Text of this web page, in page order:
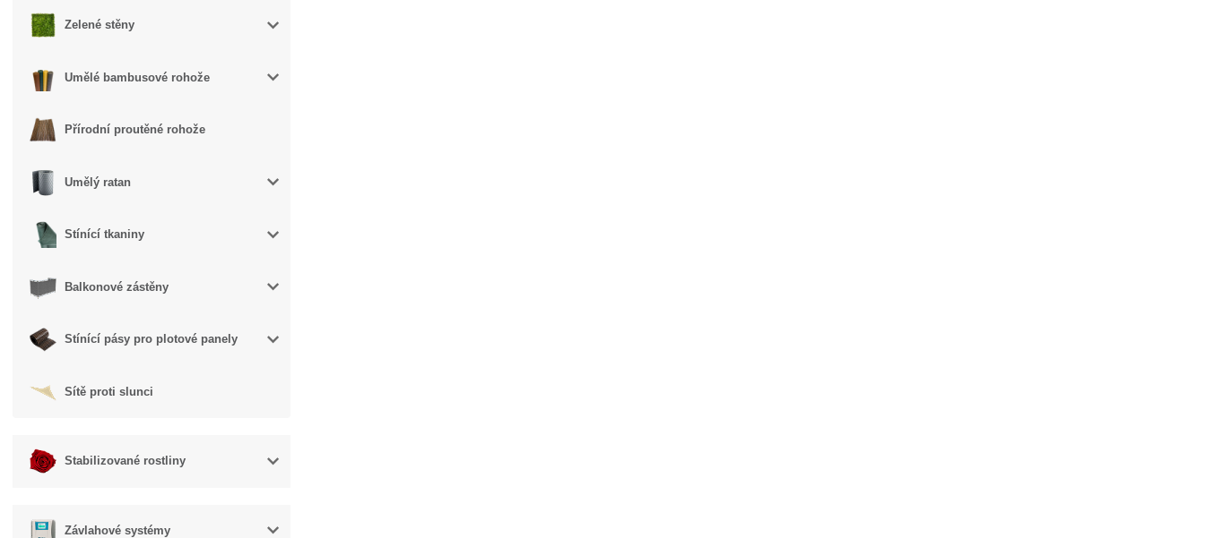
Zelené stěny
Umělé bambusové rohože
Přírodní proutěné rohože
Umělý ratan
Stínící tkaniny
Balkonové zástěny
Stínící pásy pro plotové panely
Sítě proti slunci
Stabilizované rostliny
Závlahové systémy